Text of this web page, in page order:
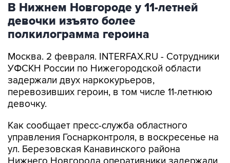
В Нижнем Новгороде у 11-летней
девочки изъято более
полкилограмма героина
Москва. 2 февраля. INTERFAX.RU - Сотрудники
УФСКН России по Нижегородской области
задержали двух наркокурьеров,
перевозивших героин, в том числе 11-летнюю
девочку.
Как сообщает пресс-служба областного
управления Госнарконтроля, в воскресенье на
ул. Березовская Канавинского района